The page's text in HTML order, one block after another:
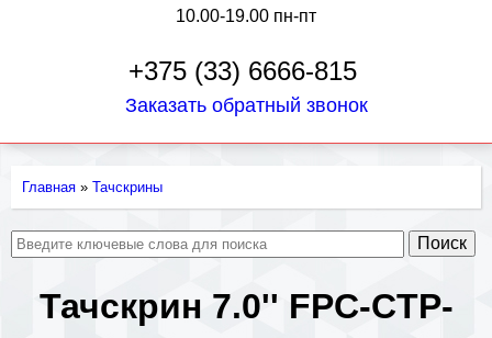
10.00-19.00 пн-пт
+375 (33) 6666-815
Заказать обратный звонок
Вы
здесь
Главная » Тачскрины
Тачскрин 7.0'' FPC-CTP-